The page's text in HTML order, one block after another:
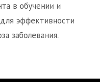
в обучении и
эффективности
заболевания.